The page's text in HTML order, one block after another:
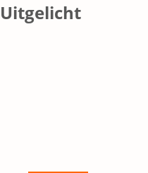
Uitgelicht